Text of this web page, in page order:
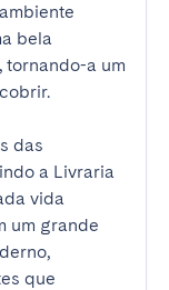
bela
a um
das
a Livraria
vida
um grande
que